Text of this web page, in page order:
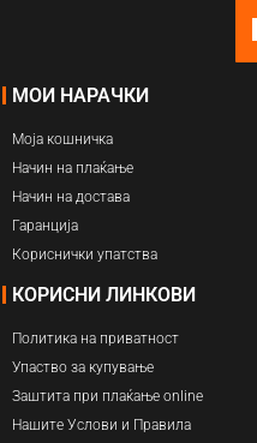
МОИ НАРАЧКИ
Моја кошничка
Начин на плаќање
Начин на достава
Гаранција
Кориснички упатства
КОРИСНИ ЛИНКОВИ
Политика на приватност
Упаство за купување
Заштита при плаќање online
Нашите Услови и Правила